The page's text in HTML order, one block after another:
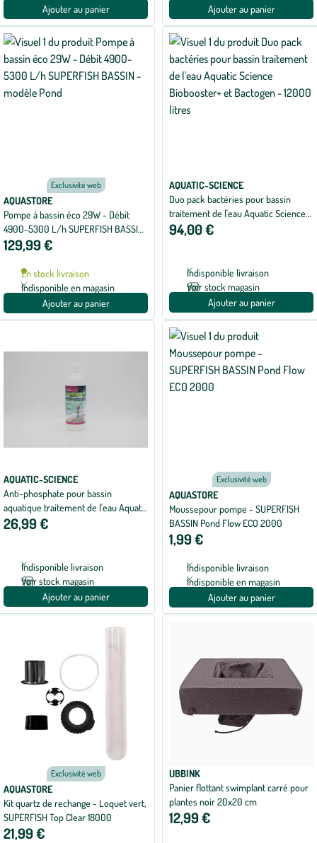
Ajouter au panier
Ajouter au panier
Exclusivité web
AQUASTORE
Pompe à bassin éco 29W - Débit
4900-5300 L/h SUPERFISH BASSIN
- modèle Pond
129,99 €
En stock livraison
Indisponible en magasin
Ajouter au panier
AQUATIC-SCIENCE
Duo pack bactéries pour bassin
traitement de l'eau Aquatic Science
Biobooster+ et Bactogen - 12000
94,00 €
Indisponible livraison
Voir stock magasin
Ajouter au panier
AQUATIC-SCIENCE
Anti-phosphate pour bassin
aquatique traitement de l'eau Aquatic
Science - 500 ml
26,99 €
Indisponible livraison
Voir stock magasin
Ajouter au panier
Exclusivité web
AQUASTORE
Moussepour pompe - SUPERFISH
BASSIN Pond Flow ECO 2000
1,99 €
Indisponible livraison
Indisponible en magasin
Ajouter au panier
Exclusivité web
AQUASTORE
Kit quartz de rechange - Loquet vert,
SUPERFISH Top Clear 18000
21,99 €
UBBINK
Panier flottant swimplant carré pour
plantes noir 20x20 cm
12,99 €